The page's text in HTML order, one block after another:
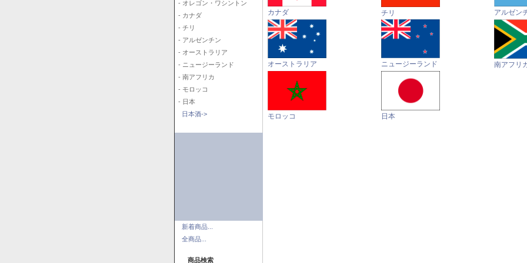
- オレゴン・ワシントン
- カナダ
- チリ
- アルゼンチン
- オーストラリア
- ニュージーランド
- 南アフリカ
- モロッコ
- 日本
日本酒->
新着商品...
全商品...
商品検索
カナダ チリ アルゼン
オーストラリア ニュージーランド 南アフリ
モロッコ 日本